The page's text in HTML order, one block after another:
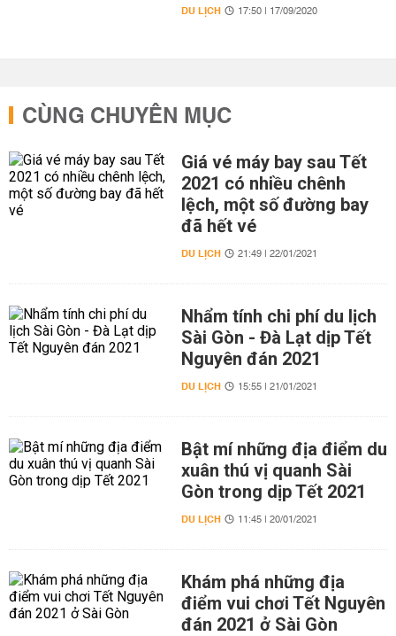
DU LỊCH 17:50 | 17/09/2020
CÙNG CHUYÊN MỤC
Giá vé máy bay sau Tết
2021 có nhiều chênh
lệch, một số đường bay
đã hết vé
DU LỊCH 21:49 | 22/01/2021
Nhẩm tính chi phí du lịch
Sài Gòn - Đà Lạt dịp Tết
Nguyên đán 2021
DU LỊCH 15:55 | 21/01/2021
Bật mí những địa điểm du
xuân thú vị quanh Sài
Gòn trong dịp Tết 2021
DU LỊCH 11:45 | 20/01/2021
Khám phá những địa
điểm vui chơi Tết Nguyên
đán 2021 ở Sài Gòn